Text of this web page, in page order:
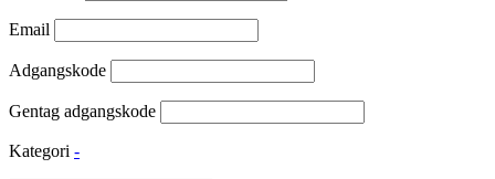
Email
Adgangskode
Gentag adgangskode
Kategori -